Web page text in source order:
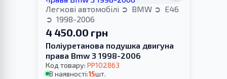
Легкові автомобілі BMW
E46
1998-2006
4 450.00 грн
Поліуретанова подушка двигуна
права Bmw 3 1998-2006
Код товару: PP102863
В наявності:15шт.